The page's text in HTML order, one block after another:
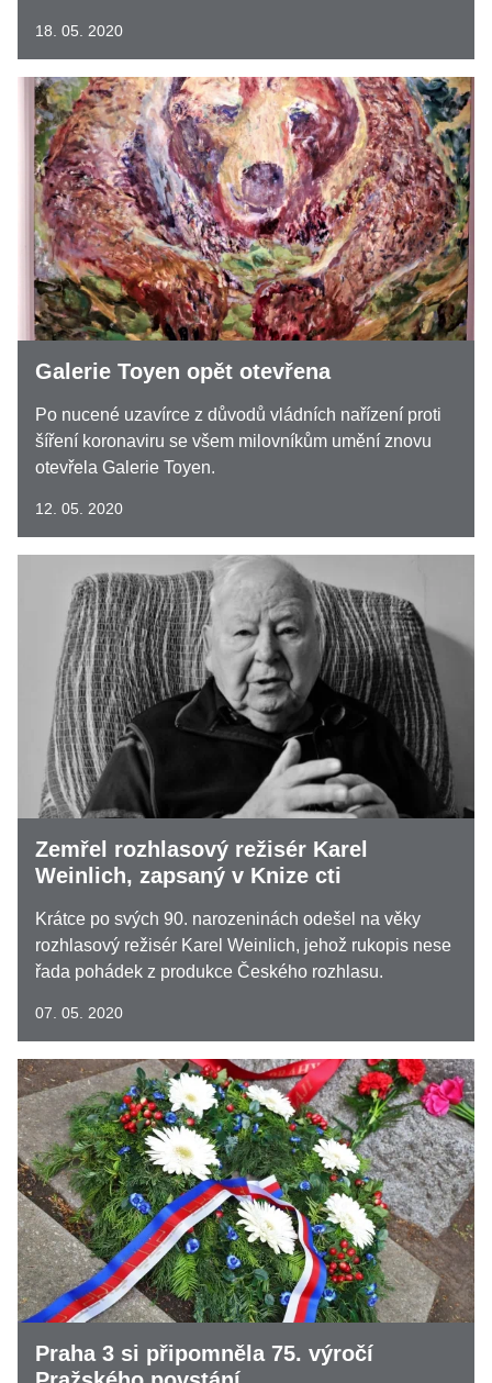
18. 05. 2020
Galerie Toyen opět otevřena
Po nucené uzavírce z důvodů vládních nařízení proti
šíření koronaviru se všem milovníkům umění znovu
otevřela Galerie Toyen.
12. 05. 2020
Zemřel rozhlasový režisér Karel
Weinlich, zapsaný v Knize cti
Krátce po svých 90. narozeninách odešel na věky
rozhlasový režisér Karel Weinlich, jehož rukopis nese
řada pohádek z produkce Českého rozhlasu.
07. 05. 2020
Praha 3 si připomněla 75. výročí